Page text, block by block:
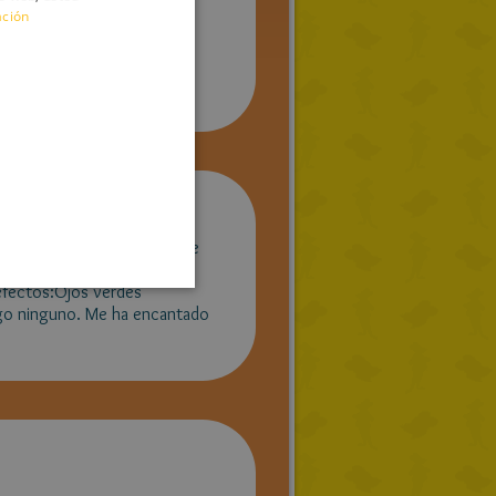
no lo entiendo.Lugar de
verdes
ninguno. Me ha encantado
TURKISH